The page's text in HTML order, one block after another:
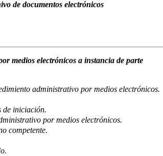
de documentos electrónicos
medios electrónicos a instancia de parte
administrativo por medios electrónicos.
de iniciación.
por medios electrónicos.
competente.